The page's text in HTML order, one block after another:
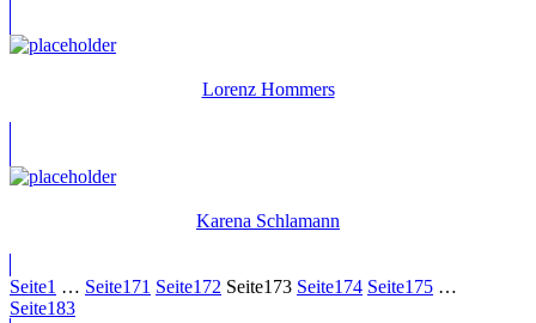
Lorenz Hommers
Karena Schlamann
Seite1 … Seite171 Seite172 Seite173 Seite174 Seite175 …
Seite183